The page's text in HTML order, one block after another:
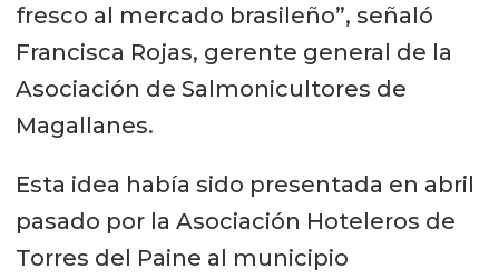
fresco al mercado brasileño”, señaló
Francisca Rojas, gerente general de la
Asociación de Salmonicultores de
Magallanes.
Esta idea había sido presentada en abril
pasado por la Asociación Hoteleros de
Torres del Paine al municipio